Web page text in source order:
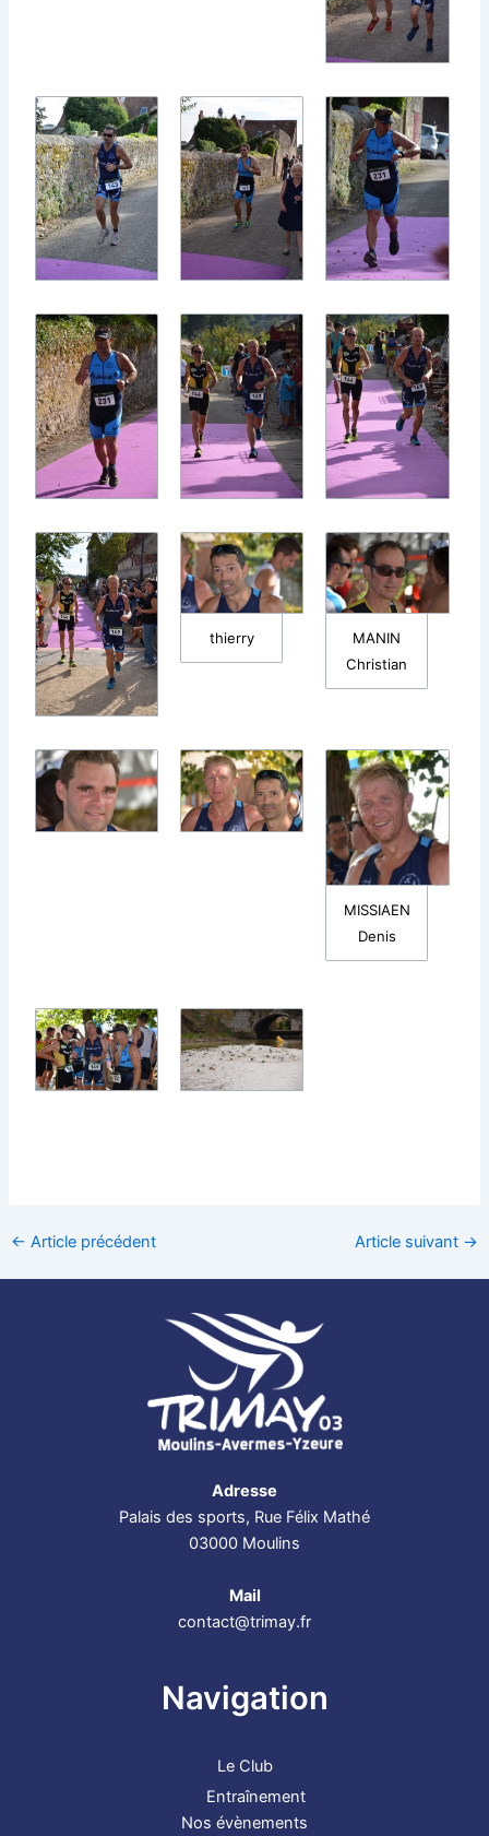
thierry
MANIN
Christian
MISSIAEN
Denis
← Article précédent Article suivant →
Adresse
Palais des sports, Rue Félix Mathé
03000 Moulins
Mail
contact@trimay.fr
Navigation
Le Club
Entraînement
Nos évènements